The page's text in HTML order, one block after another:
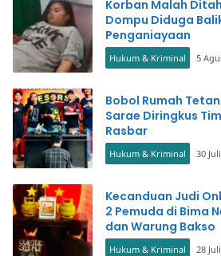
Korban Malah
Dompu Diduga
Penganiayaan
Hukum & Kriminal 5
Bobol Rumah
Sarae Diringkus
Rasbar
Hukum & Kriminal 30
Kecanduan Judi
2 Pemuda di Bima
dan Warung Bakso
Hukum & Kriminal 28